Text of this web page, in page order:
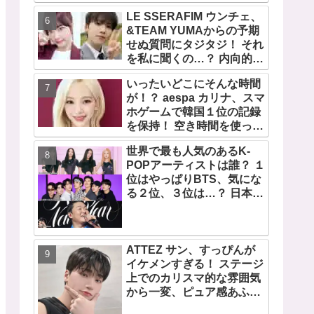
宿で開催 限定グッズも登
場
LE SSERAFIM ウンチェ、
&TEAM YUMAからの予期
せぬ質問にタジタジ！ それ
を私に聞くの…？ 内向的で
あるからこそ答えに困る彼
女のリアクションがかわい
すぎる
いったいどこにそんな時間
が！？ aespa カリナ、スマ
ホゲームで韓国１位の記録
を保持！ 空き時間を使って
１万回ものミニゲームをク
リア「芸能人たちが時間が
ないと言っているのは全部
嘘」
世界で最も人気のあるK-
POPアーティストは誰？ １
位はやっぱりBTS、気にな
る２位、３位は…？ 日本の
の個性あふれるデータに注
目殺到
ATTEZ サン、すっぴんが
イケメンすぎる！ ステージ
上でのカリスマ的な雰囲気
から一変、ピュア感あふれ